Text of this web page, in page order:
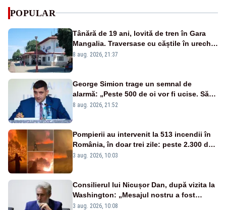
POPULAR
Tânără de 19 ani, lovită de tren în Gara
Mangalia. Traversase cu căștile în urechi
liniile printr-un loc nepermis
8 aug. 2026, 21:37
George Simion trage un semnal de
alarmă: „Peste 500 de oi vor fi ucise. Să
vedem dacă ciobanii vor fi despăgubiți”
8 aug. 2026, 21:52
Pompierii au intervenit la 513 incendii în
România, în doar trei zile: peste 2.300 de
hectare de teren au fost afectate
3 aug. 2026, 10:03
Consilierul lui Nicușor Dan, după vizita la
Washington: „Mesajul nostru a fost
simplu - România stă alături de Statele
3 aug. 2026, 10:08